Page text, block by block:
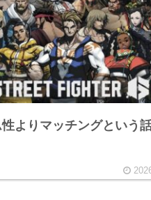
よりマッチングという